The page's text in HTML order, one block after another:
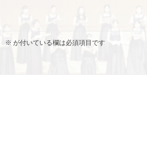
※ が付いている欄は必須項目です